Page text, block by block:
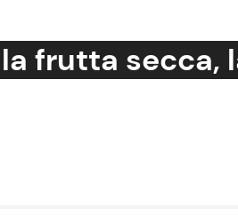
frutta secca,